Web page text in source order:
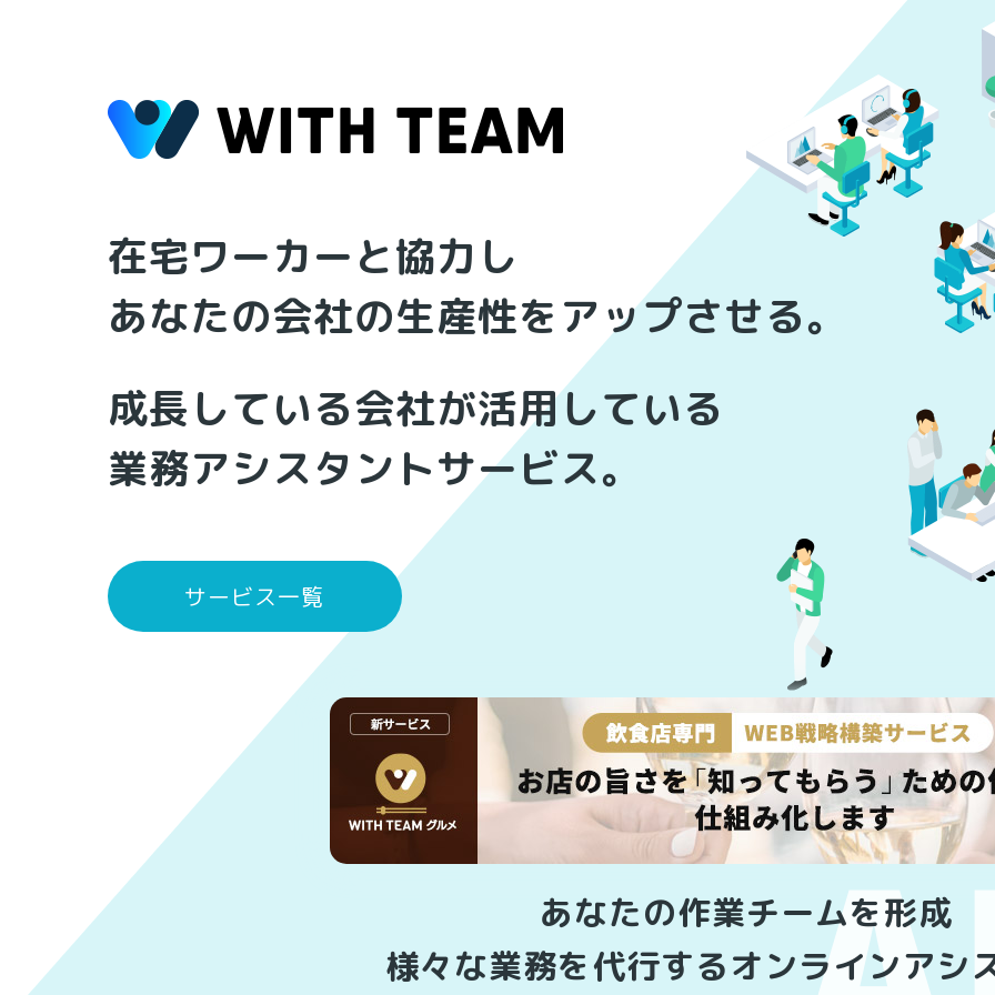
在宅ワーカーと協力し
あなたの会社の生産性をアップさせる。
成長している会社が活用している
業務アシスタントサービス。
サービス一覧
あなたの作業チームを形成
様々な業務を代行するオンラインアシ